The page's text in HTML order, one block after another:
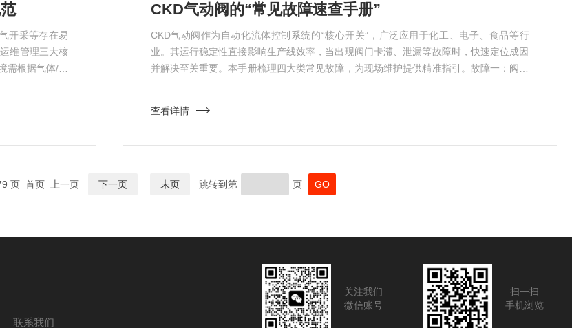
开采等存在易
维管理三大核
需根据气体/粉
...
CKD气动阀的“常见故障速查手册”
CKD气动阀作为自动化流体控制系统的“核心开关”，广泛应用于化工、电子、食品等行
业。其运行稳定性直接影响生产线效率，当出现阀门卡滞、泄漏等故障时，快速定位成因
并解决至关重要。本手册梳理四大类常见故障，为现场维护提供精准指引。故障一：阀门
动，可能是电磁阀线圈烧毁或阀芯卡滞，用万用表检测线圈电阻（正常应在100-
查看详情
页 首页 上一页 下一页 末页 跳转到第 页
联系我们
关注我们
微信账号
扫一扫
手机浏览